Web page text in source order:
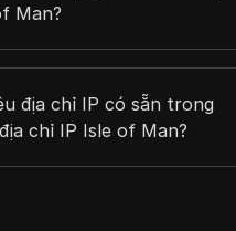
Man?
địa chỉ IP có sẵn trong
chỉ IP Isle of Man?